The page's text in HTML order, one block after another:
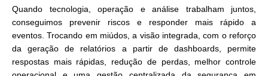
Quando tecnologia, operação e análise trabalham juntos,
conseguimos prevenir riscos e responder mais rápido a
eventos. Trocando em miúdos, a visão integrada, com o reforço
da geração de relatórios a partir de dashboards, permite
respostas mais rápidas, redução de perdas, melhor controle